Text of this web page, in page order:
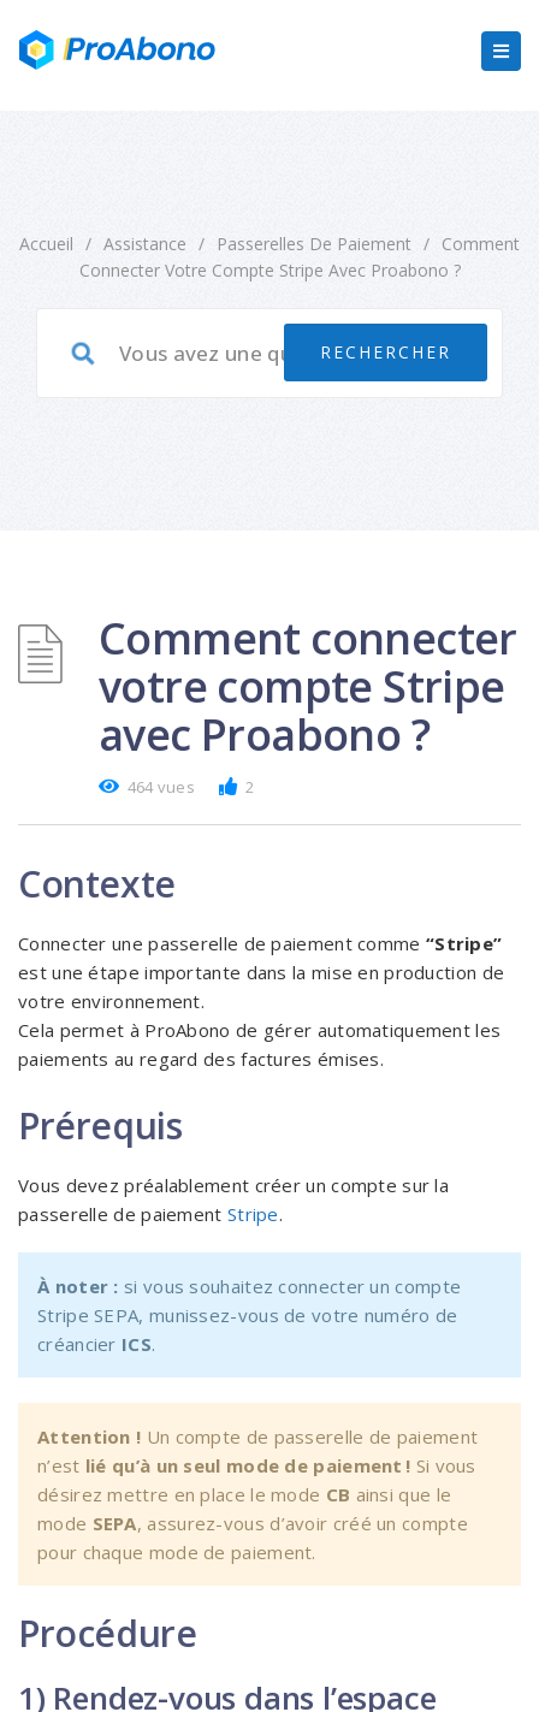
Accueil / Assistance / Passerelles De Paiement / Comment
Connecter Votre Compte Stripe Avec Proabono ?
Comment connecter
votre compte Stripe
avec Proabono ?
464 vues 2
Contexte
Connecter une passerelle de paiement comme “Stripe”
est une étape importante dans la mise en production de
votre environnement.
Cela permet à ProAbono de gérer automatiquement les
paiements au regard des factures émises.
Prérequis
Vous devez préalablement créer un compte sur la
passerelle de paiement Stripe.
À noter : si vous souhaitez connecter un compte
Stripe SEPA, munissez-vous de votre numéro de
créancier ICS.
Attention ! Un compte de passerelle de paiement
n’est lié qu’à un seul mode de paiement ! Si vous
désirez mettre en place le mode CB ainsi que le
mode SEPA, assurez-vous d’avoir créé un compte
pour chaque mode de paiement.
Procédure
1) Rendez-vous dans l’espace